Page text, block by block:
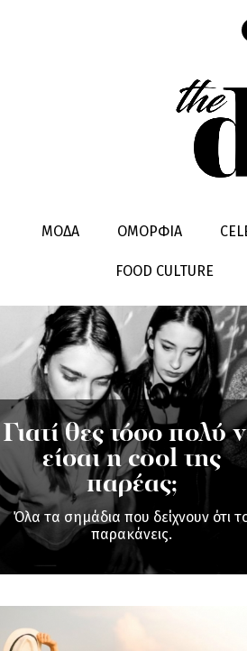
ΜΟΔΑ ΟΜΟΡΦΙΑ
FOOD CULTURE
ΑΛΗΘΙΝΟΙ
Γιατί θες τόσο πολύ
είσαι η cool της
παρέας;
Όλα τα σημάδια που δείχνουν ότι
παρακάνεις.